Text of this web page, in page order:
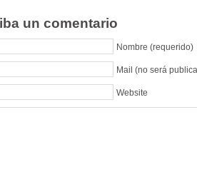
un comentario
Nombre (requerido)
Mail (no será
Website